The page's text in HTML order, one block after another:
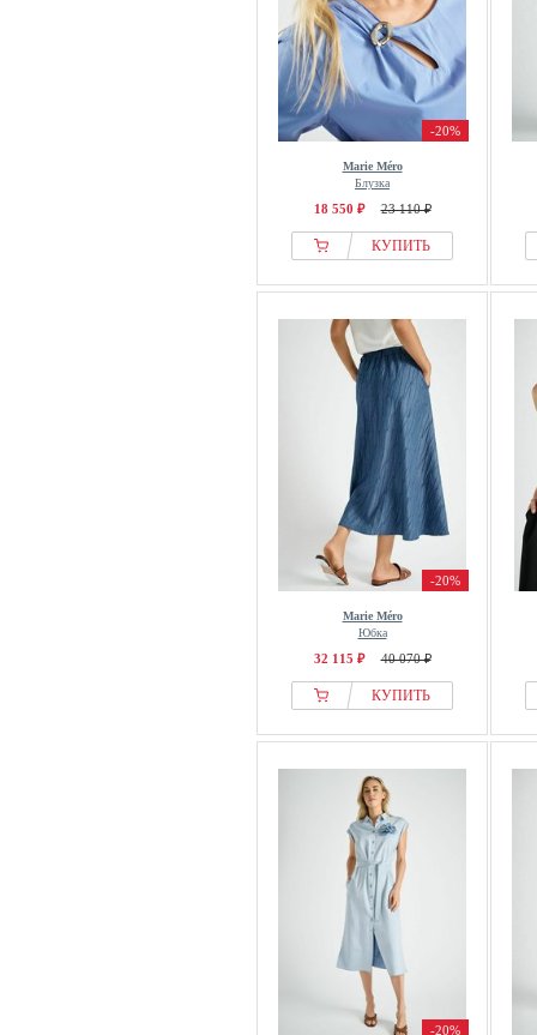
-20%
Marie Méro
Блузка
18 550 ₽ 23 110 ₽
КУПИТЬ
-20%
Marie Méro
Юбка
32 115 ₽ 40 070 ₽
КУПИТЬ
-20%